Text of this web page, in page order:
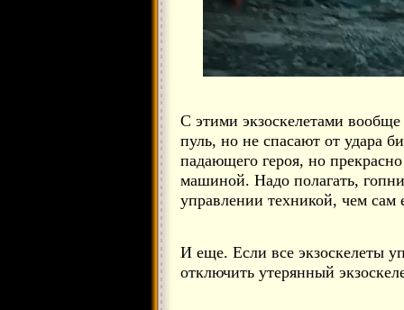
С этими экзоскелетами
пуль, но не спасают от удара
падающего героя, но
машиной. Надо полагать,
управлении техникой, чем сам
И еще. Если все экзоскелеты
отключить утерянный